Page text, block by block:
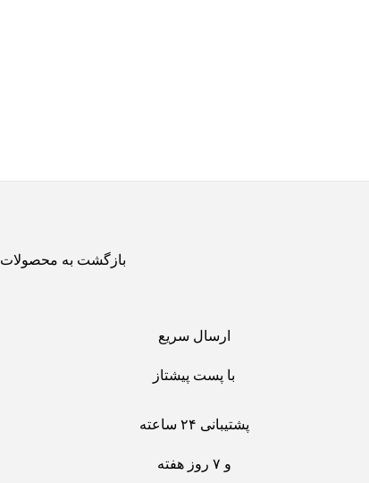
بازگشت به محصولات
ارسال سریع
با پست پیشتاز
پشتیبانی ۲۴ ساعته
و ۷ روز هفته